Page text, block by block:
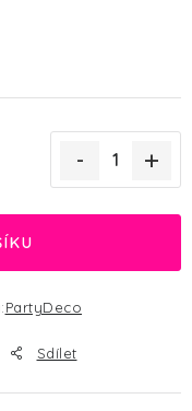
PartyDeco
Sdílet